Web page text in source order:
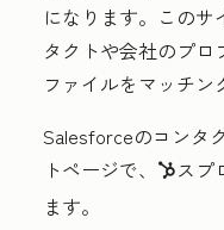
になります。この
タクトや会社のプロ
ファイルをマッチン
Salesforceのコンタ
トページで、
sprocketスプ
ます。